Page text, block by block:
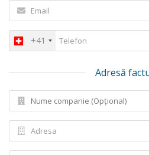
+41
Adresă